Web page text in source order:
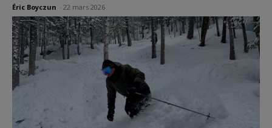
Éric Boyczun 22 mars 2026